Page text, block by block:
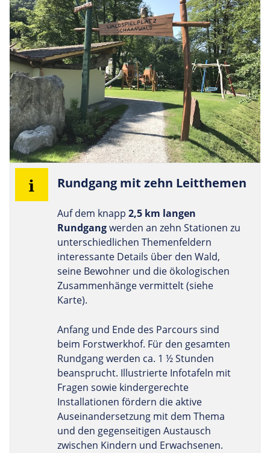
Rund­gang mit zehn Leitthemen
Auf dem knapp 2,5 km langen
Rundgangwerden an zehn Stationen zu
unterschiedlichen Themenfeldern
interessante Details über den Wald,
seine Bewohner und die ökologischen
Zusammenhänge vermittelt (siehe
Karte).
Anfang und Ende des Parcours sind
beim Forstwerkhof. Für den gesamten
Rundgang werden ca. 1 ½ Stunden
beansprucht. Illustrierte Infotafeln mit
Fragen sowie kindergerechte
Installationen fördern die aktive
Auseinandersetzung mit dem Thema
und den gegenseitigen Austausch
zwischen Kindern und Erwachsenen.